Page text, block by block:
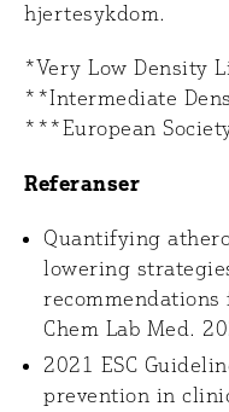
hjertesykdom.
*Very Low Density
**Intermediate
***European
Referanser
Quantifying
lowering
recommendations
Chem Lab Med.
2021 ESC
prevention in